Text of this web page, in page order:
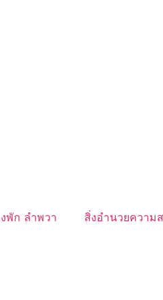
พัก ลำพวา สิ่งอำนวยความ